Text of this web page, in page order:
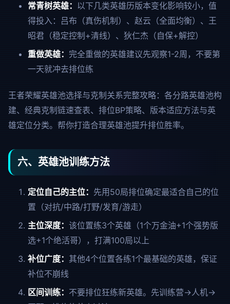
常青树英雄： 以下几类英雄历版本变化影响较小，值
得投入：吕布（真伤机制）、赵云（全面均衡）、王
昭君（稳定控制+清线）、狄仁杰（自保+解控）
重做英雄： 完全重做的英雄建议先观察1-2周，不要第
一天就冲去排位练
王者荣耀英雄池选择与克制关系完整攻略：各分路英雄池构
建、经典克制链速查表、排位BP策略、版本适应方法与英
雄定位分类。帮你打造合理英雄池提升排位胜率。
六、英雄池训练方法
定位自己的主位： 先用50局排位确定最适合自己的位
置（对抗/中路/打野/发育/游走）
主位深度： 该位置练3个英雄（1个万金油+1个强势版
选+1个绝活哥），打满100局以上
补位广度： 其他4个位置各练1个最基础的英雄，保证
补位不崩线
区间训练： 不要排位狂练新英雄。先训练营→人机→